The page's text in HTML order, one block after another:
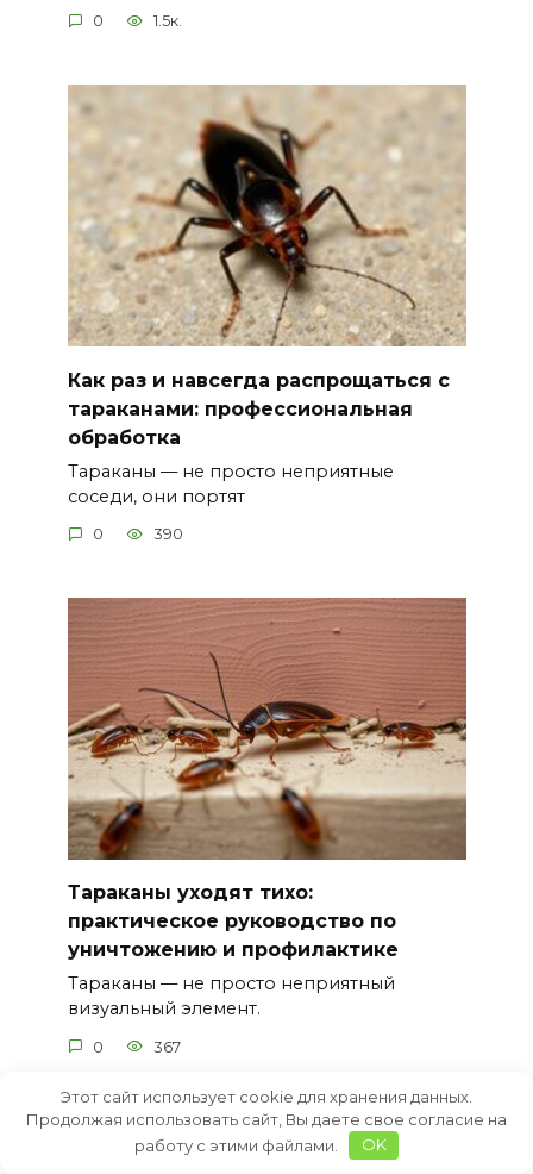
0 1.5к.
Как раз и навсегда распрощаться с
тараканами: профессиональная
обработка
Тараканы — не просто неприятные
соседи, они портят
0 390
Тараканы уходят тихо:
практическое руководство по
уничтожению и профилактике
Тараканы — не просто неприятный
визуальный элемент.
0 367
Этот сайт использует cookie для хранения данных.
Продолжая использовать сайт, Вы даете свое согласие на
работу с этими файлами.
OK